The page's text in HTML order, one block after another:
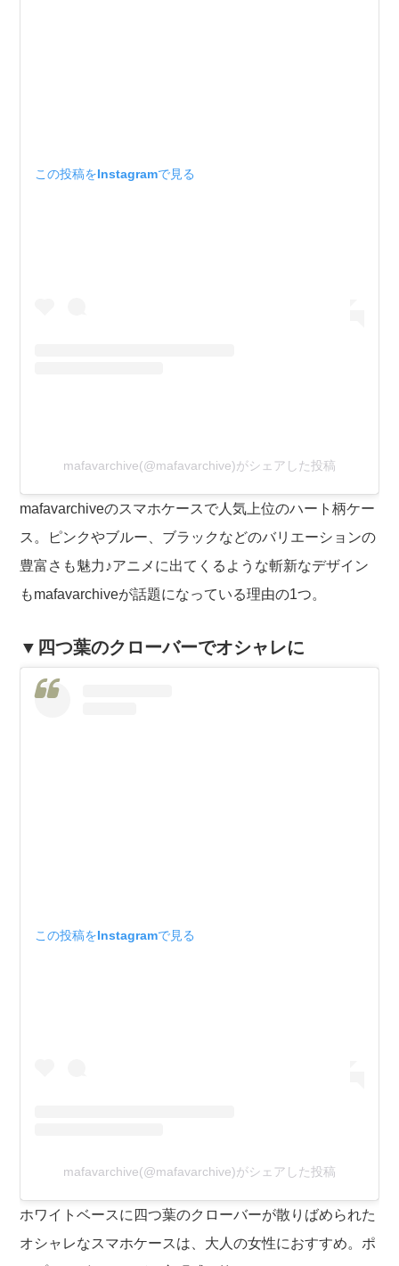
この投稿をInstagramで見る
mafavarchive(@mafavarchive)がシェアした投稿
mafavarchiveのスマホケースで人気上位のハート柄ケー
ス。ピンクやブルー、ブラックなどのバリエーションの
豊富さも魅力♪アニメに出てくるような斬新なデザイン
もmafavarchiveが話題になっている理由の1つ。
▼四つ葉のクローバーでオシャレに
この投稿をInstagramで見る
mafavarchive(@mafavarchive)がシェアした投稿
ホワイトベースに四つ葉のクローバーが散りばめられた
オシャレなスマホケースは、大人の女性におすすめ。ポ